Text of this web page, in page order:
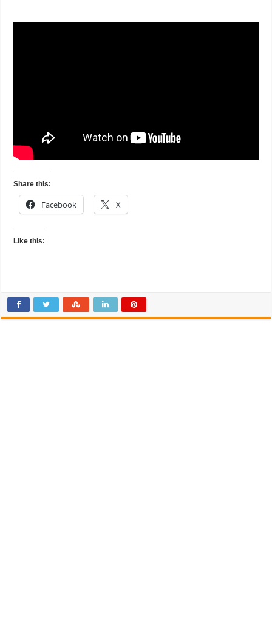
Share this:
Facebook X
Like this: